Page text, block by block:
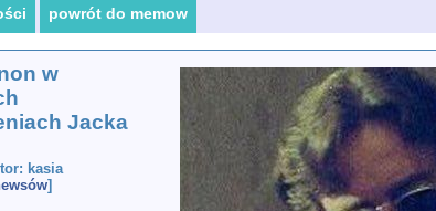
powrót do memow
w
Jacka
kasia
]